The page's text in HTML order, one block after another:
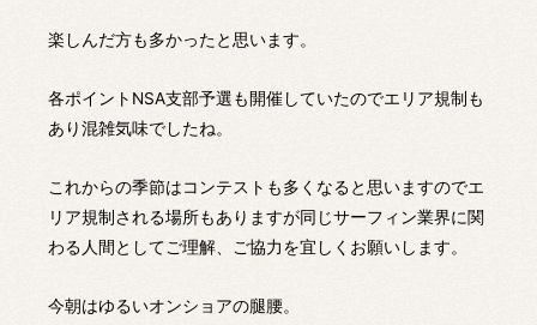
楽しんだ方も多かったと思います。
各ポイントNSA支部予選も開催していたのでエリア規制も
あり混雑気味でしたね。
これからの季節はコンテストも多くなると思いますのでエ
リア規制される場所もありますが同じサーフィン業界に関
わる人間としてご理解、ご協力を宜しくお願いします。
今朝はゆるいオンショアの腿腰。